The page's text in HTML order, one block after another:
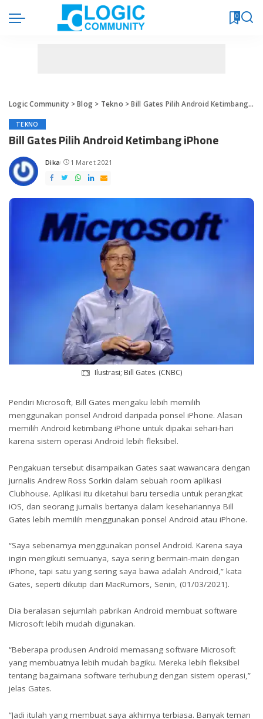
0
Logic Community >Blog> Tekno >Bill Gates Pilih Android Ketimbang iPhone
TEKNO
Bill Gates Pilih Android Ketimbang iPhone
Posted
by
Dika 1 Maret 2021
Ilustrasi; Bill Gates. (CNBC)
Pendiri Microsoft, Bill Gates mengaku lebih memilih
menggunakan ponsel Android daripada ponsel iPhone. Alasan
memilih Android ketimbang iPhone untuk dipakai sehari-hari
karena sistem operasi Android lebih fleksibel.
Pengakuan tersebut disampaikan Gates saat wawancara dengan
jurnalis Andrew Ross Sorkin dalam sebuah room aplikasi
Clubhouse. Aplikasi itu diketahui baru tersedia untuk perangkat
iOS, dan seorang jurnalis bertanya dalam kesehariannya Bill
Gates lebih memilih menggunakan ponsel Android atau iPhone.
“Saya sebenarnya menggunakan ponsel Android. Karena saya
ingin mengikuti semuanya, saya sering bermain-main dengan
iPhone, tapi satu yang sering saya bawa adalah Android,” kata
Gates, seperti dikutip dari MacRumors, Senin, (01/03/2021).
Dia beralasan sejumlah pabrikan Android membuat software
Microsoft lebih mudah digunakan.
“Beberapa produsen Android memasang software Microsoft
yang membuatnya lebih mudah bagiku. Mereka lebih fleksibel
tentang bagaimana software terhubung dengan sistem operasi,”
jelas Gates.
“Jadi itulah yang membuat saya akhirnya terbiasa. Banyak teman